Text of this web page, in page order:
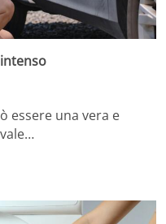
essere una vera e